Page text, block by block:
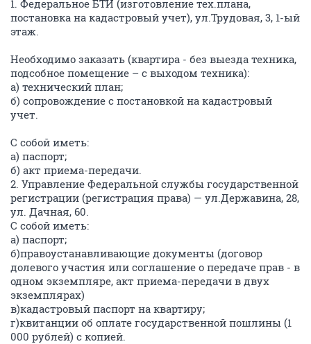
1. Федеральное БТИ (изготовление тех.плана,
постановка на кадастровый учет), ул.Трудовая, 3, 1-ый
этаж.
Необходимо заказать (квартира - без выезда техника,
подсобное помещение – с выходом техника):
а) технический план;
б) сопровождение с постановкой на кадастровый
учет.
С собой иметь:
а) паспорт;
б) акт приема-передачи.
2. Управление Федеральной службы государственной
регистрации (регистрация права) — ул.Державина, 28,
ул. Дачная, 60.
С собой иметь:
а) паспорт;
б)правоустанавливающие документы (договор
долевого участия или соглашение о передаче прав - в
одном экземпляре, акт приема-передачи в двух
экземплярах)
в)кадастровый паспорт на квартиру;
г)квитанции об оплате государственной пошлины (1
000 рублей) с копией.